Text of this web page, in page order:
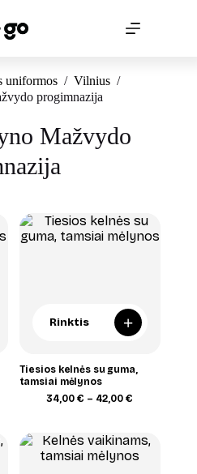
uniformos / Vilnius /
progimnazija
Mažvydo
€
Rinktis +
Tiesios kelnės su guma,
tamsiai mėlynos
34,00€ – 42,00€
42,00 €